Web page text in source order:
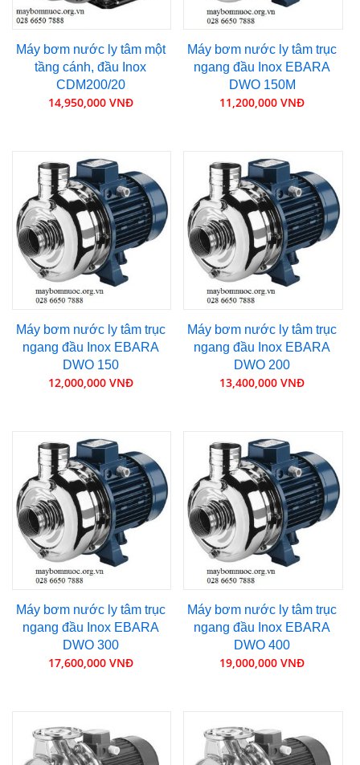
Máy bơm nước ly tâm một
tầng cánh, đầu Inox
CDM200/20
14,950,000 VNĐ
Máy bơm nước ly tâm trục
ngang đầu Inox EBARA
DWO 150M
11,200,000 VNĐ
Máy bơm nước ly tâm trục
ngang đầu Inox EBARA
DWO 150
12,000,000 VNĐ
Máy bơm nước ly tâm trục
ngang đầu Inox EBARA
DWO 200
13,400,000 VNĐ
Máy bơm nước ly tâm trục
ngang đầu Inox EBARA
DWO 300
17,600,000 VNĐ
Máy bơm nước ly tâm trục
ngang đầu Inox EBARA
DWO 400
19,000,000 VNĐ